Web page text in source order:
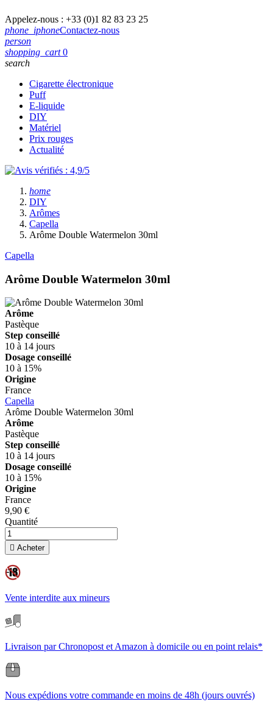
Appelez-nous : +33 (0)1 82 83 23 25
phone_iphoneContactez-nous
person
shopping_cart 0
search
Cigarette électronique
Puff
E-liquide
DIY
Matériel
Prix rouges
Actualité
home
DIY
Arômes
Capella
Arôme Double Watermelon 30ml
Capella
Arôme Double Watermelon 30ml
Arôme
Pastèque
Step conseillé
10 à 14 jours
Dosage conseillé
10 à 15%
Origine
France
Capella
Arôme Double Watermelon 30ml
Arôme
Pastèque
Step conseillé
10 à 14 jours
Dosage conseillé
10 à 15%
Origine
France
9,90 €
Quantité
 Acheter
Vente interdite aux mineurs
Livraison par Chronopost et Amazon à domicile ou en point relais*
Nous expédions votre commande en moins de 48h (jours ouvrés)